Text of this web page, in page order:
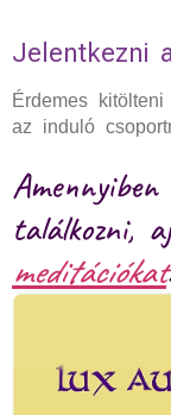
Jelentkezni
Érdemes
az induló
találkozni,
meditációkat